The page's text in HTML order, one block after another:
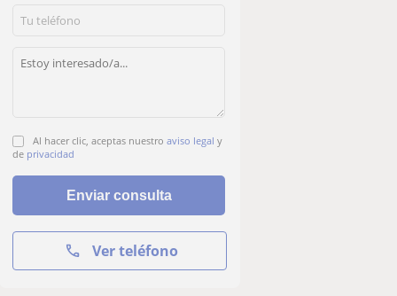
Al hacer clic, aceptas nuestro aviso legal y
de privacidad
Ver teléfono